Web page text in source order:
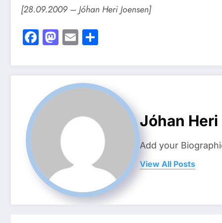
[28.09.2009 – Jóhan Heri Joensen]
Facebook
Mastodon
Email
Jóhan
Add your
View All Posts